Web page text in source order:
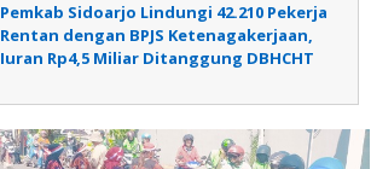
Pemkab Sidoarjo Lindungi 42.210 Pekerja
Rentan dengan BPJS Ketenagakerjaan,
Iuran Rp4,5 Miliar Ditanggung DBHCHT